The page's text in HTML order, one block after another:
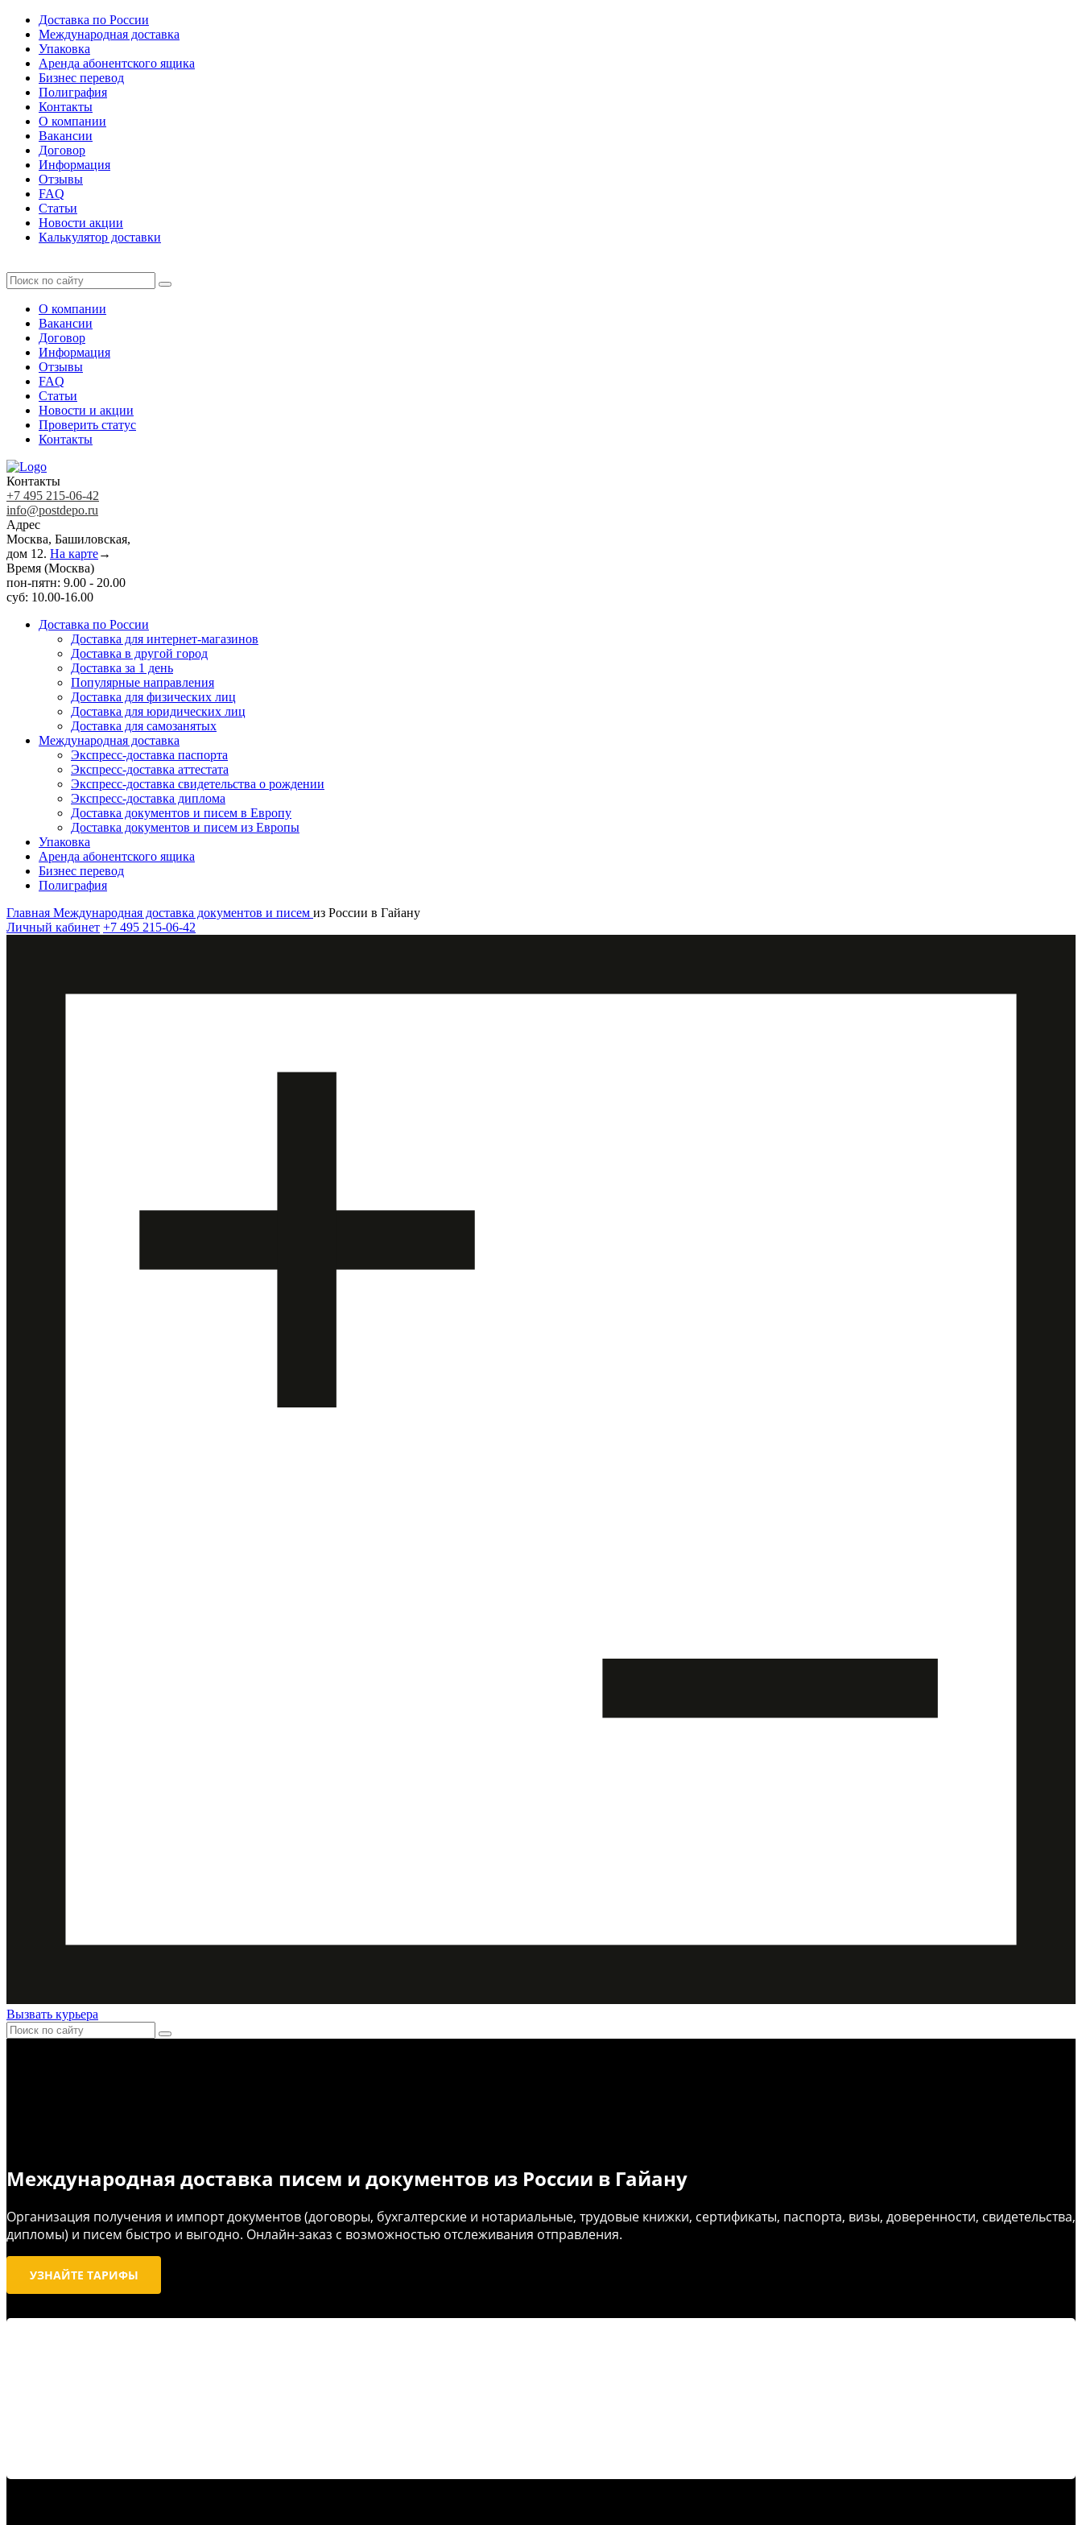
Доставка по России
Международная доставка
Упаковка
Аренда абонентского ящика
Бизнес перевод
Полиграфия
Контакты
О компании
Вакансии
Договор
Информация
Отзывы
FAQ
Статьи
Новости акции
Калькулятор доставки
О компании
Вакансии
Договор
Информация
Отзывы
FAQ
Статьи
Новости и акции
Проверить статус
Контакты
Контакты
+7 495 215-06-42
info@postdepo.ru
Адрес
Москва, Башиловская,
дом 12. На карте→
Время (Москва)
пон-пятн: 9.00 - 20.00
суб: 10.00-16.00
Доставка по России
Доставка для интернет-магазинов
Доставка в другой город
Доставка за 1 день
Популярные направления
Доставка для физических лиц
Доставка для юридических лиц
Доставка для самозанятых
Международная доставка
Экспресс-доставка паспорта
Экспресс-доставка аттестата
Экспресс-доставка свидетельства о рождении
Экспресс-доставка диплома
Доставка документов и писем в Европу
Доставка документов и писем из Европы
Упаковка
Аренда абонентского ящика
Бизнес перевод
Полиграфия
Главная Международная доставка документов и писем из России в Гайану
Личный кабинет +7 495 215-06-42
Вызвать курьера
Международная доставка писем и документов из России в Гайану
Организация получения и импорт документов (договоры, бухгалтерские и нотариальные, трудовые книжки, сертификаты, паспорта, визы, доверенности, свидетельства,
дипломы) и писем быстро и выгодно. Онлайн-заказ с возможностью отслеживания отправления.
УЗНАЙТЕ ТАРИФЫ